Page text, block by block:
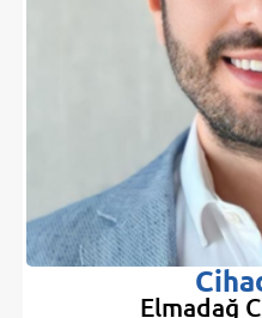
Elmadağ